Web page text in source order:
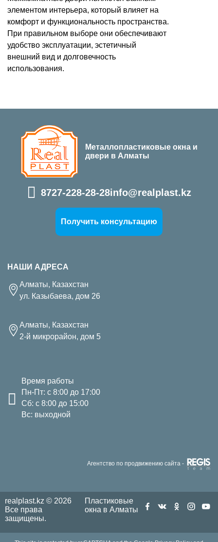
элементом интерьера, который влияет на
комфорт и функциональность пространства.
При правильном выборе они обеспечивают
удобство эксплуатации, эстетичный
внешний вид и долговечность
использования.
Металлопластиковые окна и
двери в Алматы
8727-228-28-28info@realplast.kz
Получить консультацию
НАШИ АДРЕСА
Алматы, Казахстан
ул. Казыбаева, дом 26
Алматы, Казахстан
2-й микрорайон, дом 5
Время работы
Пн-Пт: с 8:00 до 17:00
Сб: с 8:00 до 15:00
Вс: выходной
Агентство по продвижению сайта -
realplast.kz © 2026
Все права
защищены.
Пластиковые
окна в Алматы